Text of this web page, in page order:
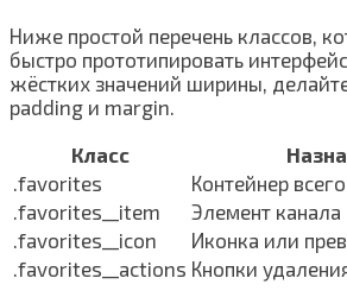
Ниже простой перечень классов,
быстро прототипировать
жёстких значений ширины,
padding и margin.
Класс
.favorites
Контейнер
.favorites__item
Элемент канала
.favorites__icon
Иконка или
.favorites__actions Кнопки